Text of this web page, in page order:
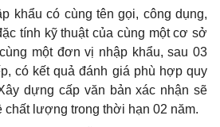
khẩu có cùng tên gọi, công dụng,
tính kỹ thuật của cùng một cơ sở
một đơn vị nhập khẩu, sau 03
có kết quả đánh giá phù hợp quy
dựng cấp văn bản xác nhận sẽ
chất lượng trong thời hạn 02 năm.